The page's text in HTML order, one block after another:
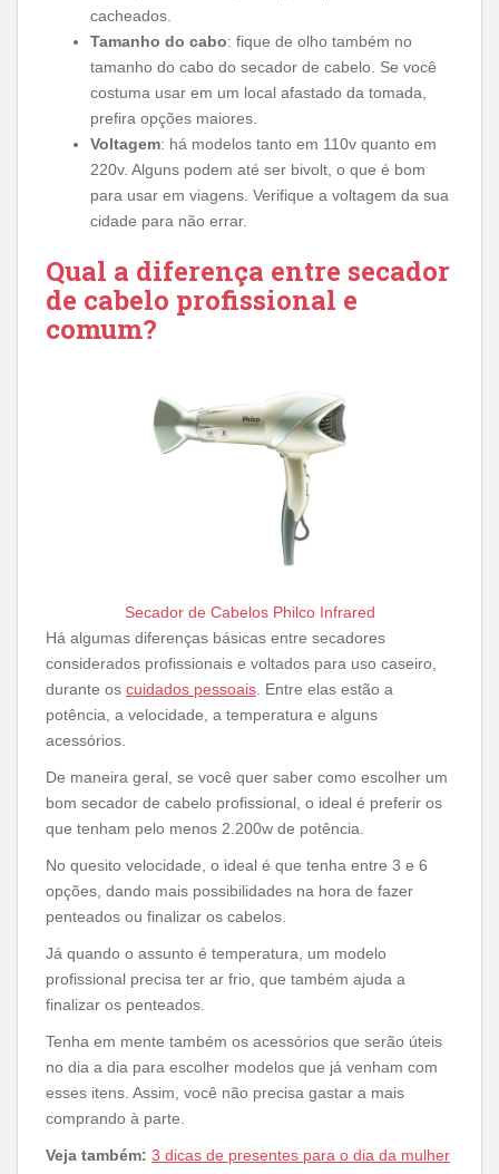
cacheados.
Tamanho do cabo: fique de olho também no
tamanho do cabo do secador de cabelo. Se você
costuma usar em um local afastado da tomada,
prefira opções maiores.
Voltagem: há modelos tanto em 110v quanto em
220v. Alguns podem até ser bivolt, o que é bom
para usar em viagens. Verifique a voltagem da sua
cidade para não errar.
Qual a diferença entre secador
de cabelo profissional e
comum?
Secador de Cabelos Philco Infrared
Há algumas diferenças básicas entre secadores
considerados profissionais e voltados para uso caseiro,
durante os cuidados pessoais . Entre elas estão a
potência, a velocidade, a temperatura e alguns
acessórios.
De maneira geral, se você quer saber como escolher um
bom secador de cabelo profissional, o ideal é preferir os
que tenham pelo menos 2.200w de potência.
No quesito velocidade, o ideal é que tenha entre 3 e 6
opções, dando mais possibilidades na hora de fazer
penteados ou finalizar os cabelos.
Já quando o assunto é temperatura, um modelo
profissional precisa ter ar frio, que também ajuda a
finalizar os penteados.
Tenha em mente também os acessórios que serão úteis
no dia a dia para escolher modelos que já venham com
esses itens. Assim, você não precisa gastar a mais
comprando à parte.
Veja também: 3 dicas de presentes para o dia da mulher